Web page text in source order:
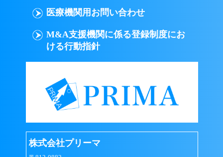
医療機関用お問い合わせ
M&A支援機関に係る登録制度にお
ける行動指針
株式会社プリーマ